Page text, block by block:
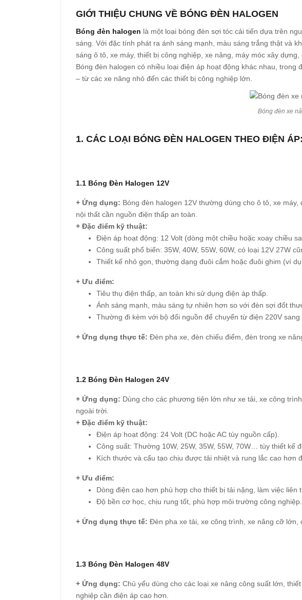
GIỚI THIỆU CHUNG VỀ BÓNG ĐÈN HALOGEN
Bóng đèn halogen là một loại bóng đèn sợi tóc cải tiến dựa trên
sáng. Với đặc tính phát ra ánh sáng mạnh, màu sáng trắng thật và
sáng ô tô, xe máy, thiết bị công nghiệp, xe nâng, máy móc xây
Bóng đèn halogen có nhiều loại điện áp hoạt động khác nhau,
– từ các xe nâng nhỏ đến các thiết bị công nghiệp lớn.
Bóng đèn xe
1. CÁC LOẠI BÓNG ĐÈN HALOGEN THEO ĐIỆN
1.1 Bóng Đèn Halogen 12V
+ Ứng dụng: Bóng đèn halogen 12V thường dùng cho ô tô, xe
nội thất cần nguồn điện thấp an toàn.
+ Đặc điểm kỹ thuật:
Điện áp hoạt động: 12 Volt (dòng một chiều hoặc xoay chiều
Công suất phổ biến: 35W, 40W, 55W, 60W, có loại 12V 27W
Thiết kế nhỏ gọn, thường dạng đuôi cắm hoặc đuôi ghim (ví dụ
+ Ưu điểm:
Tiêu thụ điện thấp, an toàn khi sử dụng điện áp thấp.
Ánh sáng mạnh, màu sáng tự nhiên hơn so với đèn sợi đốt
Thường đi kèm với bộ đổi nguồn để chuyển từ điện 220V sang
+ Ứng dụng thực tế: Đèn pha xe, đèn chiếu điểm, đèn trong xe
1.2 Bóng Đèn Halogen 24V
+ Ứng dụng: Dùng cho các phương tiện lớn như xe tải, xe công
ngoài trời.
+ Đặc điểm kỹ thuật:
Điện áp hoạt động: 24 Volt (DC hoặc AC tùy nguồn cấp).
Công suất: Thường 10W, 25W, 35W, 55W, 70W… tùy thiết kế
Kích thước và cấu tạo chịu được tải nhiệt và rung lắc cao hơn
+ Ưu điểm:
Dòng điện cao hơn phù hợp cho thiết bị tải nặng, làm việc liên
Độ bền cơ học, chịu rung tốt, phù hợp môi trường công nghiệp.
+ Ứng dụng thực tế: Đèn pha xe tải, xe công trình, xe nâng cỡ lớn,
1.3 Bóng Đèn Halogen 48V
+ Ứng dụng: Chủ yếu dùng cho các loại xe nâng công suất lớn,
nghiệp cần điện áp cao hơn.